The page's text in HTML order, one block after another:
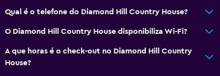
Vaso sanitário
WC privativo
Serviços e comodidades
Qual é o telefone do Diamond Hill Country House?
O Diamond Hill Country House disponibiliza Wi-Fi?
A que horas é o check-out no Diamond Hill Country
House?